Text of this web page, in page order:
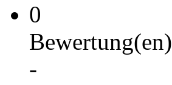
0
Bewertung(en)
-